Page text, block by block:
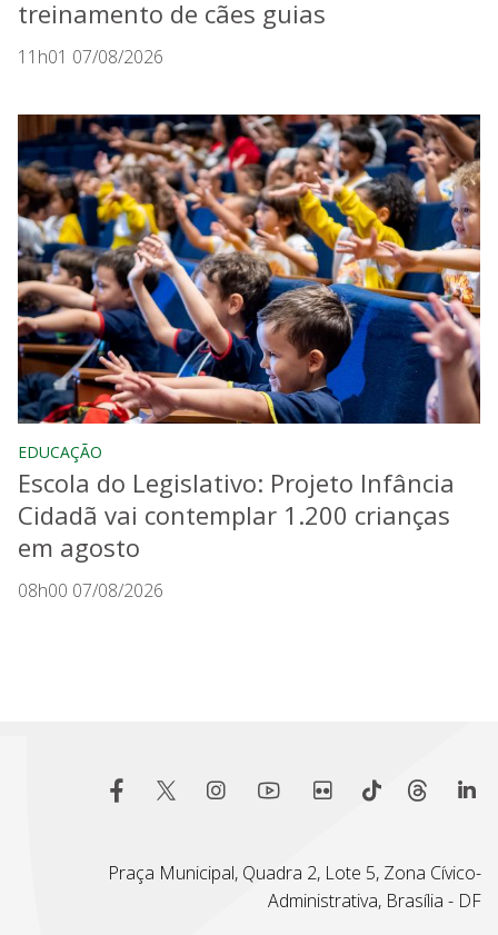
treinamento de cães guias
11h01 07/08/2026
EDUCAÇÃO
Escola do Legislativo: Projeto Infância
Cidadã vai contemplar 1.200 crianças
em agosto
08h00 07/08/2026
Praça Municipal, Quadra 2, Lote 5, Zona Cívico-
Administrativa, Brasília - DF